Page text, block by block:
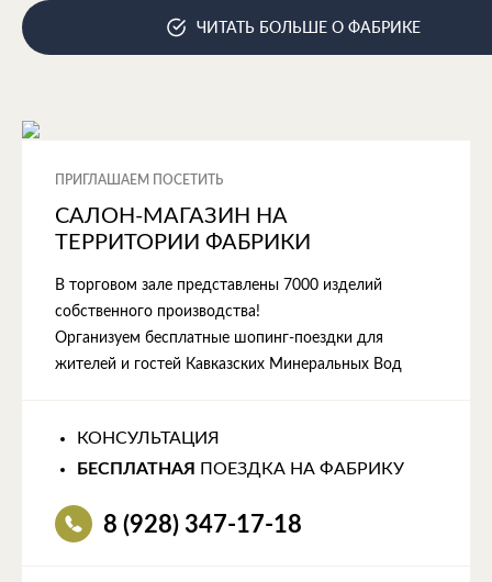
ЧИТАТЬ БОЛЬШЕ О ФАБРИКЕ
ПРИГЛАШАЕМ ПОСЕТИТЬ
САЛОН-МАГАЗИН НА
ТЕРРИТОРИИ ФАБРИКИ
В торговом зале представлены 7000 изделий
собственного производства!
Организуем бесплатные шопинг-поездки для
жителей и гостей Кавказских Минеральных Вод
КОНСУЛЬТАЦИЯ
БЕСПЛАТНАЯ
ПОЕЗДКА НА ФАБРИКУ
8 (928) 347-17-18